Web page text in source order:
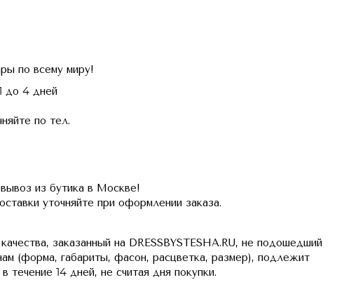
по всему миру!
до 4 дней
по тел.
из бутика в Москве!
уточняйте при оформлении заказа.
заказанный на DRESSBYSTESHA.RU, не подошедший
(форма, габариты, фасон, расцветка, размер), подлежит
течение 14 дней, не считая дня покупки.